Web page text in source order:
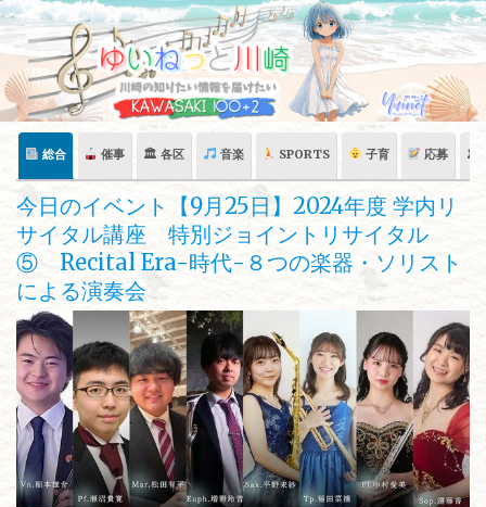
Skip
content
総合 催事 🏛 各区 音楽 SPORTS 子育 応募 🏛
今日のイベント【9月25日】2024年度 学内リ
サイタル講座 特別ジョイントリサイタル
⑤ Recital Era-時代-８つの楽器・ソリスト
による演奏会